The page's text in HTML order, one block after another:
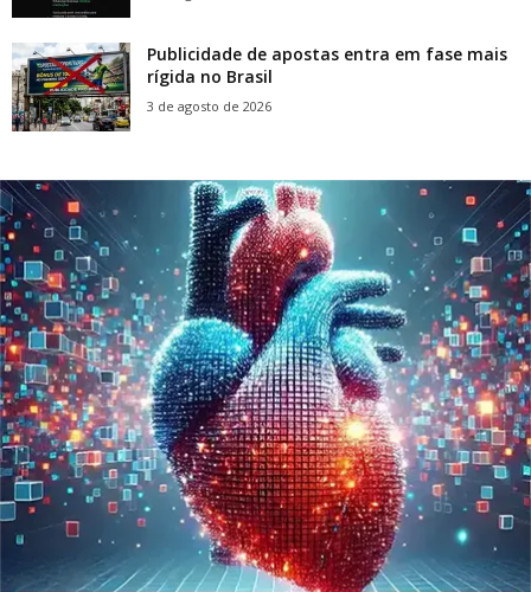
Publicidade de apostas entra em fase mais
rígida no Brasil
3 de agosto de 2026